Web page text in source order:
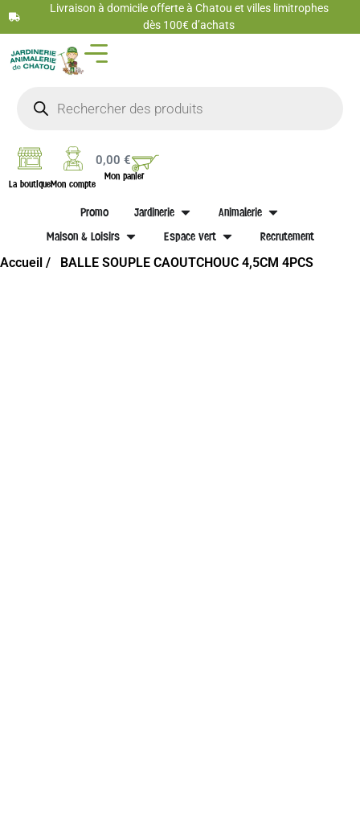
Livraison à domicile offerte à Chatou et villes limitrophes
dès 100€ d’achats
La boutiqueMon compte
0,00€
Mon panier
Promo Jardinerie
Animalerie
Maison & Loisirs
Espace vert Recrutement
Accueil / BALLE SOUPLE CAOUTCHOUC 4,5CM 4PCS